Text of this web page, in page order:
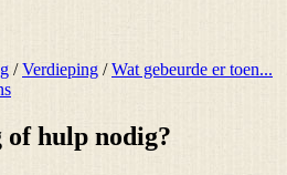
/Verdieping /Wat gebeurde er toen...
of hulp nodig?